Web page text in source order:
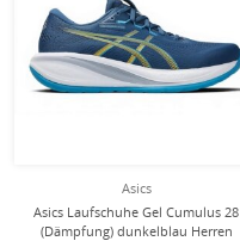
Asics
Asics Laufschuhe Gel Cumulus 28
(Dämpfung) dunkelblau Herren